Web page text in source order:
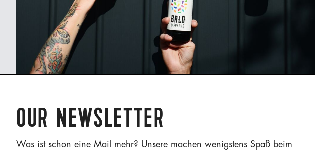
OUR NEWSLETTER
Was ist schon eine Mail mehr? Unsere machen wenigstens Spaß beim